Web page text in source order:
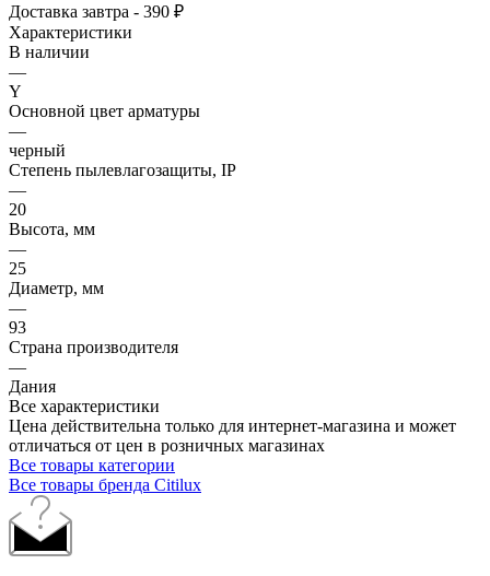
Доставка завтра - 390 ₽
Характеристики
В наличии
—
Y
Основной цвет арматуры
—
черный
Степень пылевлагозащиты, IP
—
20
Высота, мм
—
25
Диаметр, мм
—
93
Страна производителя
—
Дания
Все характеристики
Цена действительна только для интернет-магазина и может
отличаться от цен в розничных магазинах
Все товары категории
Все товары бренда Citilux